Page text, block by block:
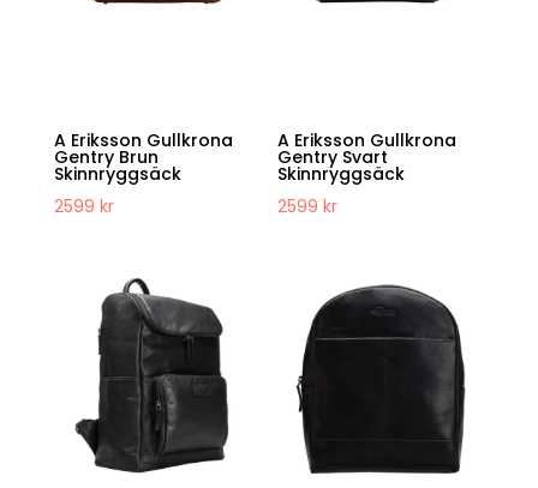
A Eriksson Gullkrona
Gentry Brun
Skinnryggsäck
2599 kr
A Eriksson Gullkrona
Gentry Svart
Skinnryggsäck
2599kr